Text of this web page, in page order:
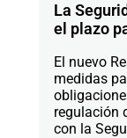
La
el plazo
El nuevo
medidas
regulación
con la